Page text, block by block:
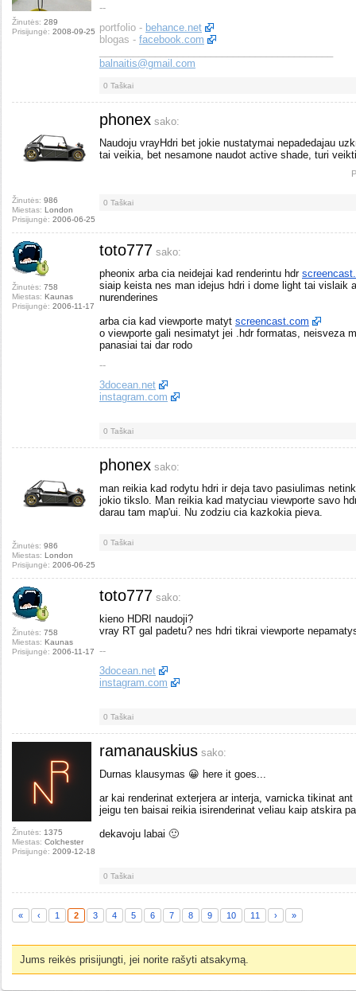
Žinutės: 289
Prisijungė: 2008-09-25
--
portfolio - behance.net
blogas - facebook.com
balnaitis@gmail.com
0 Taškai
Žinutės: 986
Miestas: London
Prisijungė: 2006-06-25
phonex sako:
Naudoju vrayHdri bet jokie nustatymai nepadedajau
tai veikia, bet nesamone naudot active shade, turi
0 Taškai
Žinutės: 758
Miestas: Kaunas
Prisijungė: 2006-11-17
toto777 sako:
pheonix arba cia neidejai kad renderintu hdr
siaip keista nes man idejus hdri i dome light tai vislaik
nurenderines
arba cia kad viewporte matyt screencast.com
o viewporte gali nesimatyt jei .hdr formatas, neisveza
panasiai tai dar rodo
--
3docean.net
instagram.com
0 Taškai
Žinutės: 986
Miestas: London
Prisijungė: 2006-06-25
phonex sako:
man reikia kad rodytu hdri ir deja tavo pasiulimas
jokio tikslo. Man reikia kad matyciau viewporte savo
darau tam map'ui. Nu zodziu cia kazkokia pieva.
0 Taškai
Žinutės: 758
Miestas: Kaunas
Prisijungė: 2006-11-17
toto777 sako:
kieno HDRI naudoji?
vray RT gal padetu? nes hdri tikrai viewporte
--
3docean.net
instagram.com
0 Taškai
Žinutės: 1375
Miestas: Colchester
Prisijungė: 2009-12-18
ramanauskius sako:
Durnas klausymas 😀 here it goes...
ar kai renderinat exterjera ar interja, varnicka tikinat
jeigu ten baisai reikia isirenderinat veliau kaip atskira
dekavoju labai 🙂
0 Taškai
« ‹ 1 2 3 4 5 6 7 8 9 10 11 › »
Jums reikės prisijungti, jei norite rašyti atsakymą.